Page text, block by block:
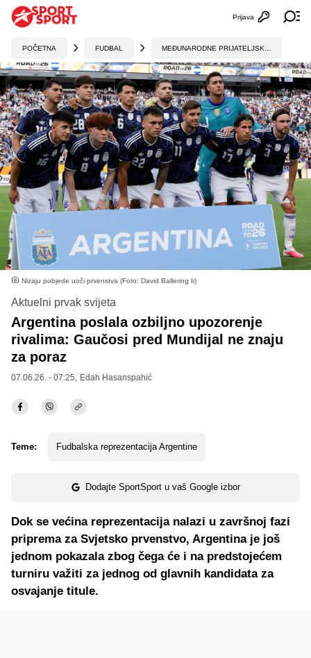
Otvori
Prijava
POČETNA FUDBAL
Nizaju pobjede uoči prvenstva (Foto: David Ballering Ii)
Aktuelni prvak svijeta
Argentina poslala ozbiljno upozorenje
rivalima: Gaučosi pred Mundijal ne znaju
za poraz
07.06.26. - 07:25, Edah Hasanspahić
Teme: Fudbalska reprezentacija Argentine
Dodajte SportSport u vaš Google izbor
Dok se većina reprezentacija nalazi u završnoj fazi
priprema za Svjetsko prvenstvo, Argentina je još
jednom pokazala zbog čega će i na predstojećem
turniru važiti za jednog od glavnih kandidata za
osvajanje titule.